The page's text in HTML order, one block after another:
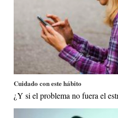
Cuidado con este hábito
¿Y si el problema no fuera el